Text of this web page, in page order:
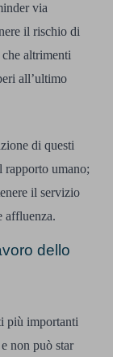
via
il rischio di
altrimenti
all’ultimo
di questi
rapporto umano;
il servizio
affluenza.
dello
più importanti
non può star